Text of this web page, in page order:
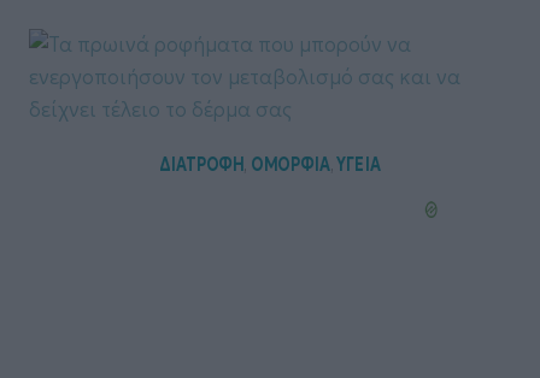
ΔΙΑΤΡΟΦΗ, ΟΜΟΡΦΙΑ,ΥΓΕΙΑ